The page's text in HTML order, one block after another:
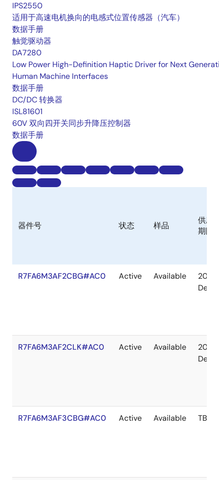
IPS2550
适用于高速电机换向的电感式位置传感器（汽车）
数据手册
触觉驱动器
DA7280
Low Power High-Definition Haptic Driver for Next
Human Machine Interfaces
数据手册
DC/DC 转换器
ISL81601
60V 双向四开关同步升降压控制器
数据手册
器件号 状态 样品
供应
期限
R7FA6M3AF2CBG#AC0 Active Available
2036
Dec
R7FA6M3AF2CLK#AC0 Active Available
2036
Dec
R7FA6M3AF3CBG#AC0 Active Available TBD